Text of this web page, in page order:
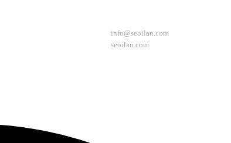
info@seoilan.com
seoilan.com